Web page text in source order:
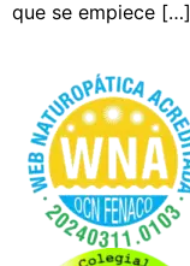
que se empiece […]